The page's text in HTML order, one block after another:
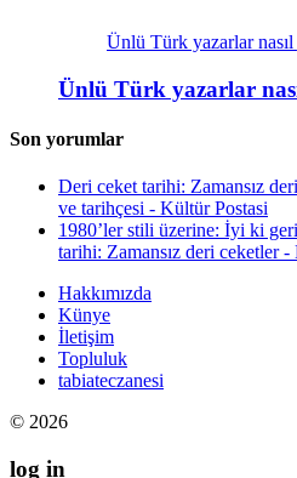
Ünlü Türk yazarlar nasıl
Ünlü Türk yazarlar
Son yorumlar
Deri ceket tarihi: Zamansız
ve tarihçesi - Kültür Postasi
1980’ler stili üzerine: İyi ki
tarihi: Zamansız deri ceketler
Hakkımızda
Künye
İletişim
Topluluk
tabiateczanesi
© 2026
log in